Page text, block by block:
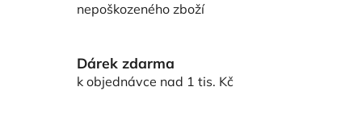
p
y
nepoškozeného zboží
Dárek zdarma
k objednávce nad 1 tis. Kč